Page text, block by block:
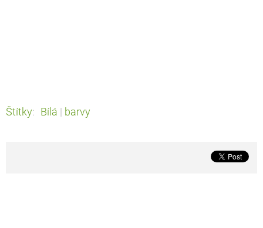
Štítky: Bílá barvy